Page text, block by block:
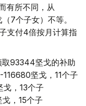
有所不同，从
7个子女）不等。
支付4倍按月计算指
取93344坚戈的补助
坚戈，11个子
，13个子
，15个子